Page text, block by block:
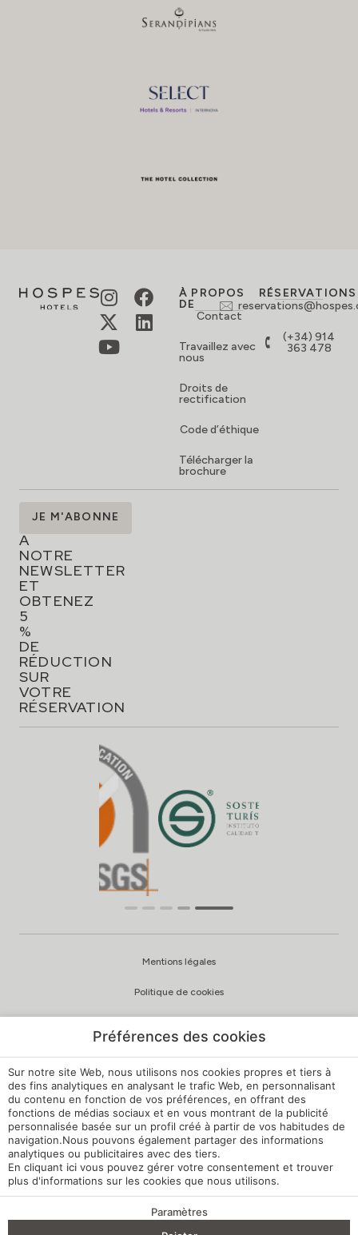
AVANTAGES DE LA RÉSERVATION
À PROPOS
DE
Contact
Travaillez avec
nous
Droits de
rectification
Code d’éthique
Télécharger la
brochure
RÉSERVATIONS
(+34) 914
363 478
ABONNEZ-
VOUS
À
NOTRE
NEWSLETTER
ET
OBTENEZ
5
%
DE
RÉDUCTION
SUR
VOTRE
RÉSERVATION
JE M'ABONNE
Mentions légales
Politique de cookies
Canal de signalement
Règlement intérieur
Paramètres des cookies
Ma réservation
Développé parmirai
Préférences des cookies
Sur notre site Web, nous utilisons nos cookies propres et tiers à
des fins analytiques en analysant le trafic Web, en personnalisant
du contenu en fonction de vos préférences, en offrant des
fonctions de médias sociaux et en vous montrant de la publicité
personnalisée basée sur un profil créé à partir de vos habitudes de
navigation.Nous pouvons également partager des informations
analytiques ou publicitaires avec des tiers.
En cliquant ici vous pouvez gérer votre consentement et trouver
plus d'informations sur les cookies que nous utilisons.
Paramètres